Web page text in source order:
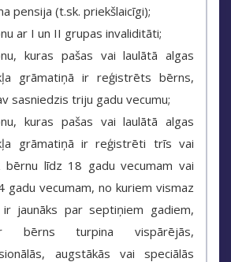
pensija (t.sk. priekšlaicīgi);
ar I un II grupas invaliditāti;
kuras pašas vai laulātā algas
grāmatiņā ir reģistrēts bērns,
sasniedzis triju gadu vecumu;
kuras pašas vai laulātā algas
grāmatiņā ir reģistrēti trīs vai
bērnu līdz 18 gadu vecumam vai
gadu vecumam, no kuriem vismaz
ir jaunāks par septiņiem gadiem,
bērns turpina vispārējās,
augstākās vai speciālās